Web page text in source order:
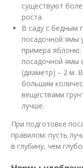
существуют
роста.
В саду с бедным
посадочной ямы
примера яблоню:
посадочной ямы
(диаметр) – 2 м.
большим
веществами
лучше.
При подготовке
правилом: пусть
в глубину, чем